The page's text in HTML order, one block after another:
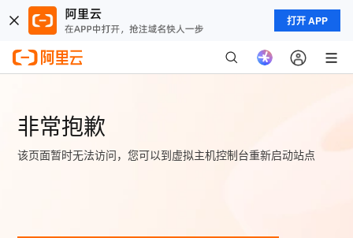
打开 APP
非常抱歉
该页面暂时无法访问，您可以到虚拟主机控制台重新启动站点